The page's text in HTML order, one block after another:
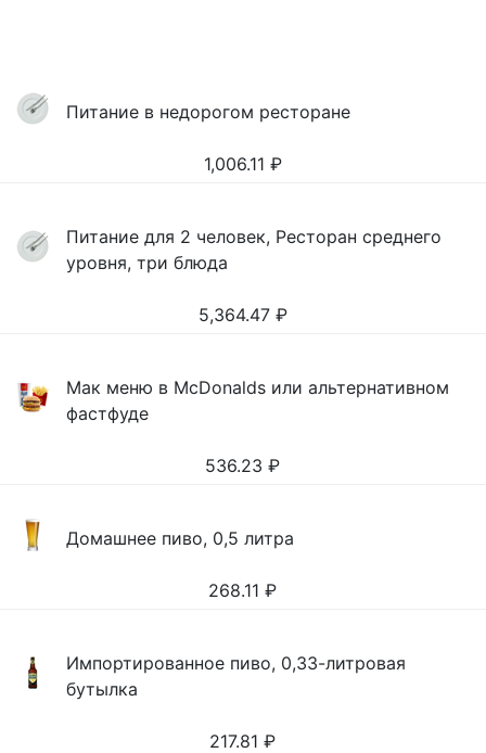
Питание в недорогом ресторане
1,006.11 ₽
Питание для 2 человек, Ресторан среднего
уровня, три блюда
5,364.47 ₽
Мак меню в McDonalds или альтернативном
фастфуде
536.23 ₽
Домашнее пиво, 0,5 литра
268.11 ₽
Импортированное пиво, 0,33-литровая
бутылка
217.81 ₽